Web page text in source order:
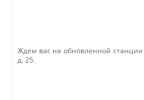
Ждем вас на обновленной станции
д. 25.​​